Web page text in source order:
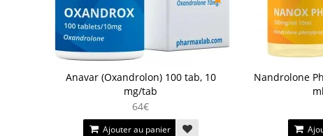
Anavar (Oxandrolon) 100 tab, 10
mg/tab
64€
Ajouter au panier
Nandrolone